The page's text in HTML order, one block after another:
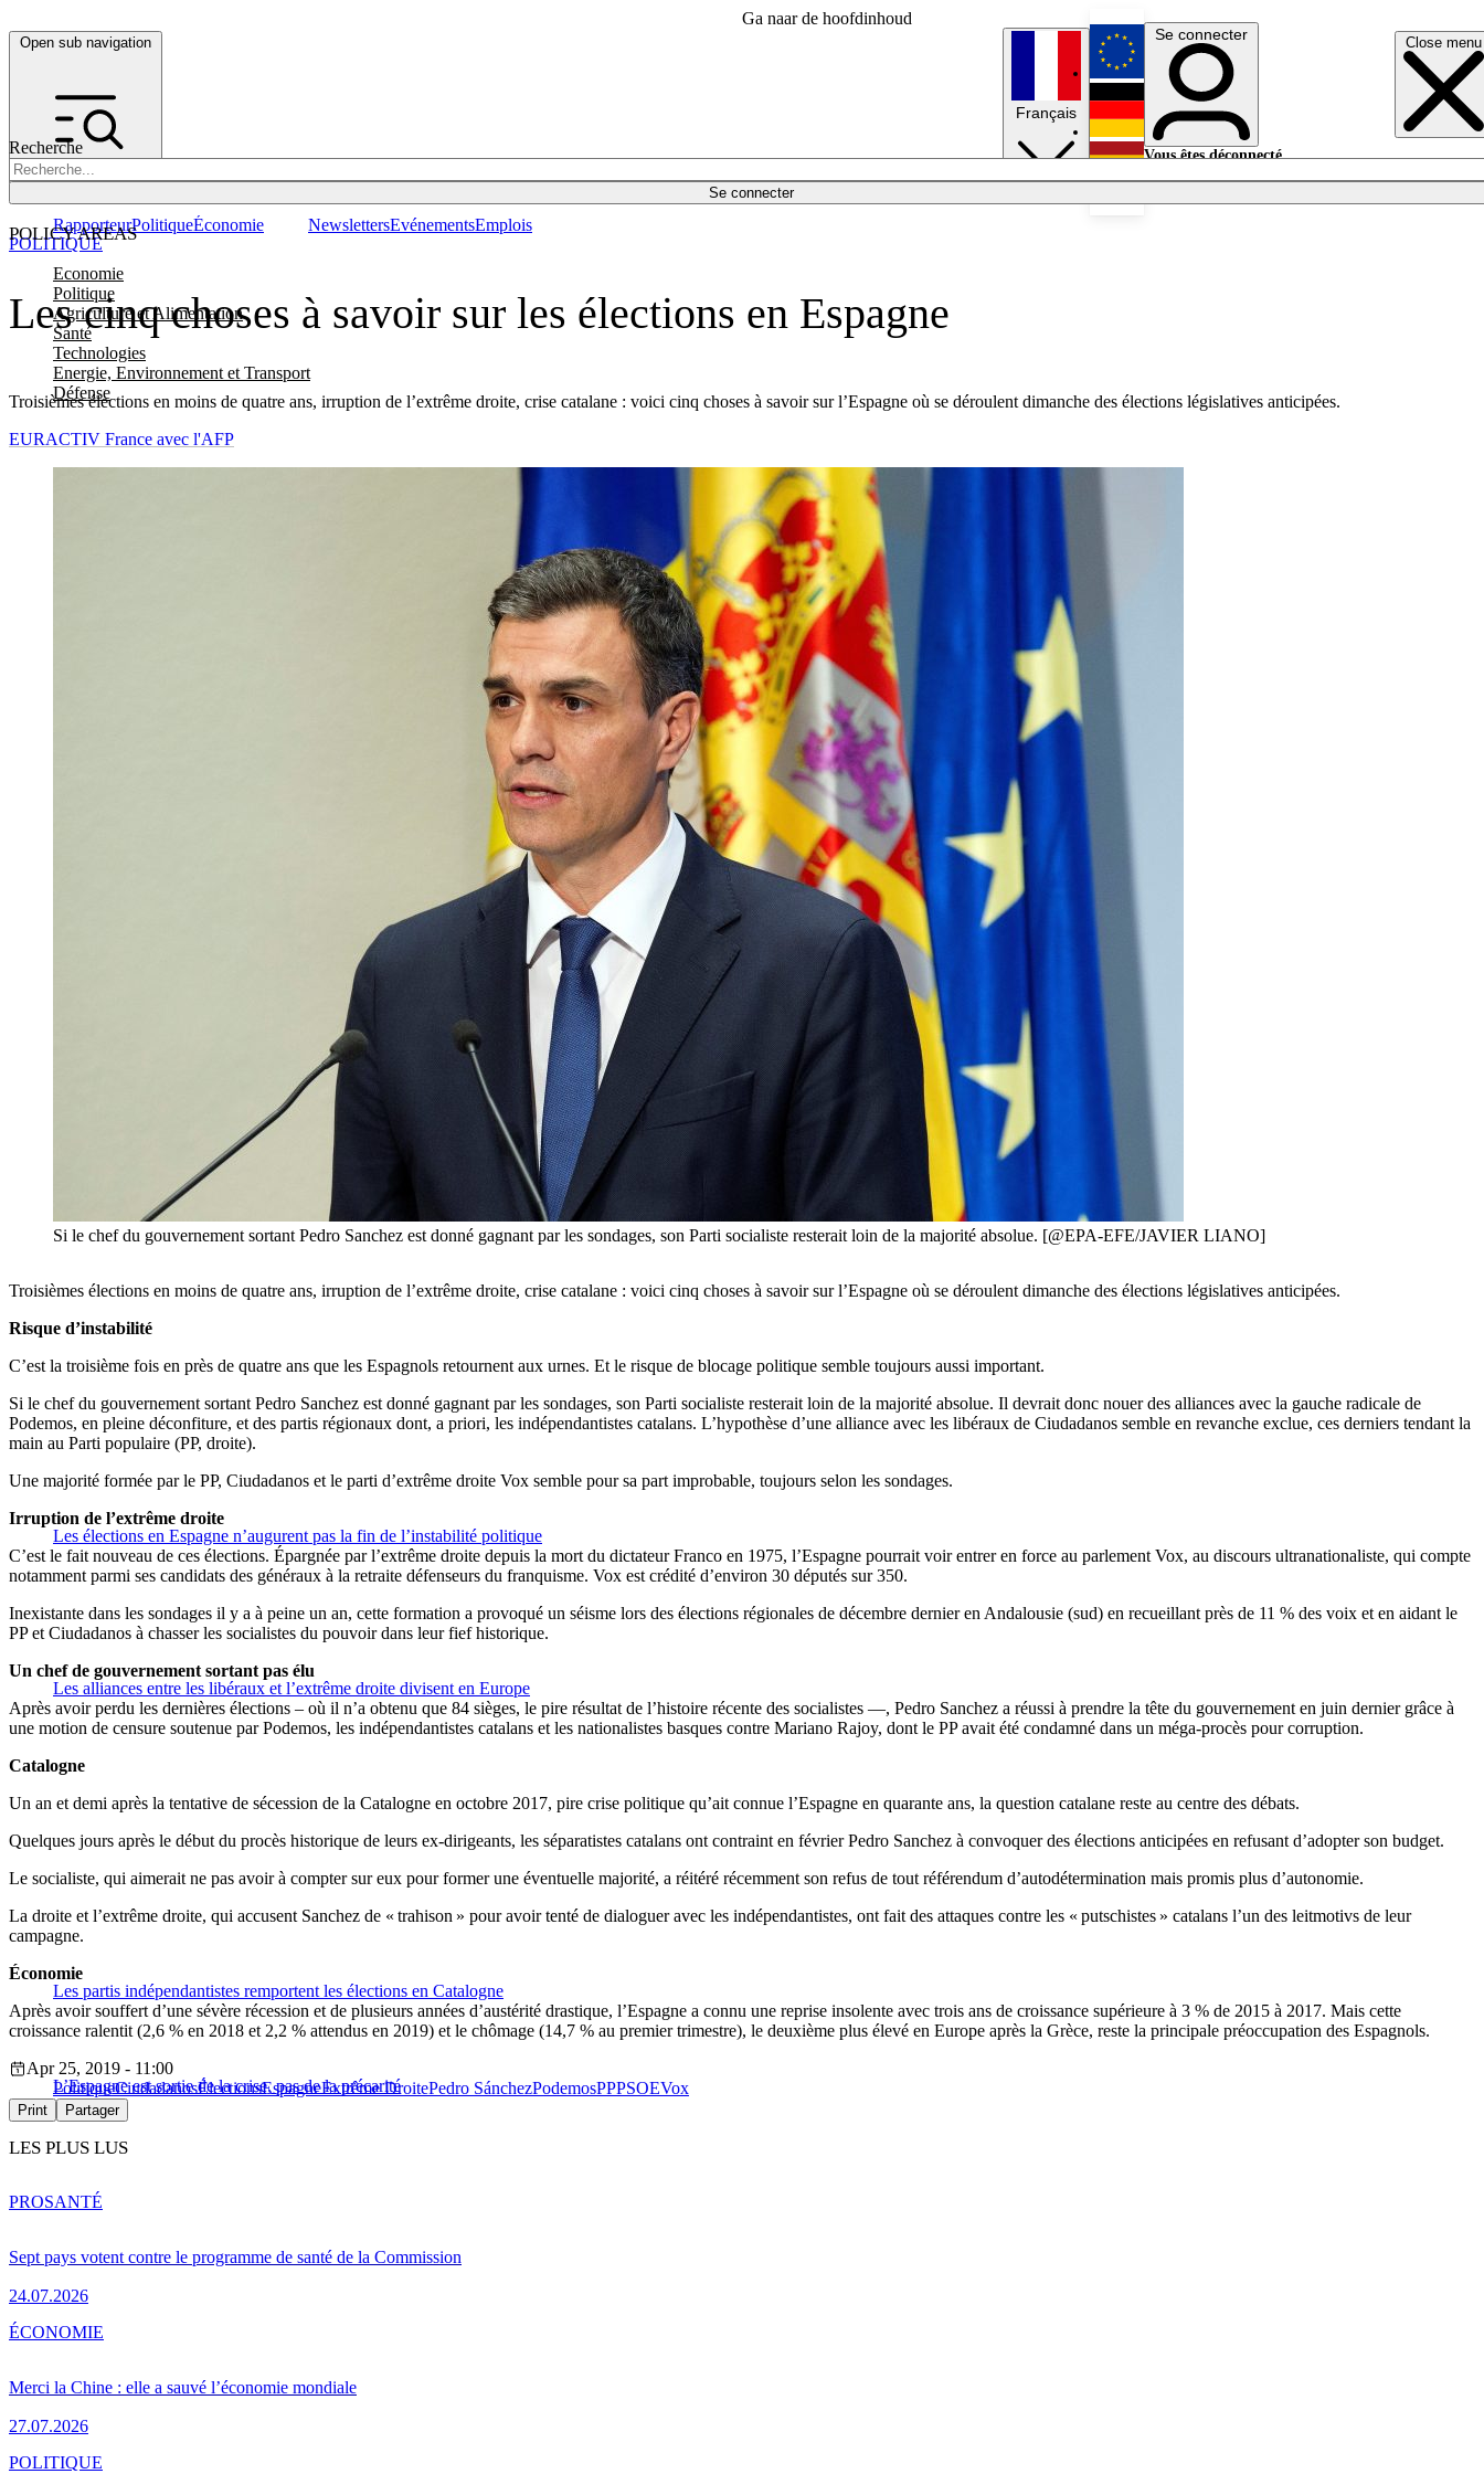
Ga naar de hoofdinhoud
Open sub navigation Close menu
Recherche
Se connecter
POLICY AREAS
Economie
Politique
Agriculture et Alimentation
Santé
Technologies
Energie, Environnement et Transport
Défense
RapporteurPolitiqueÉconomie NewslettersEvénementsEmplois
Français
English
Deutsch
Se connecter
Vous êtes déconnecté.
Les cinq choses à savoir sur les élections en Espagne
Troisièmes élections en moins de quatre ans, irruption de l’extrême droite, crise catalane : voici cinq choses à savoir sur l’Espagne où se déroulent dimanche des élections législatives anticipées.
POLITIQUE
EURACTIV France avec l'AFP
Si le chef du gouvernement sortant Pedro Sanchez est donné gagnant par les sondages, son Parti socialiste resterait loin de la majorité absolue. [@EPA-EFE/JAVIER LIANO]
Troisièmes élections en moins de quatre ans, irruption de l’extrême droite, crise catalane : voici cinq choses à savoir sur l’Espagne où se déroulent dimanche des élections législatives anticipées.
Risque d’instabilité
C’est la troisième fois en près de quatre ans que les Espagnols retournent aux urnes. Et le risque de blocage politique semble toujours aussi important.
Si le chef du gouvernement sortant Pedro Sanchez est donné gagnant par les sondages, son Parti socialiste resterait loin de la majorité absolue. Il devrait donc nouer des alliances avec la gauche radicale de
Podemos, en pleine déconfiture, et des partis régionaux dont, a priori, les indépendantistes catalans. L’hypothèse d’une alliance avec les libéraux de Ciudadanos semble en revanche exclue, ces derniers tendant la
main au Parti populaire (PP, droite).
Une majorité formée par le PP, Ciudadanos et le parti d’extrême droite Vox semble pour sa part improbable, toujours selon les sondages.
Les élections en Espagne n’augurent pas la fin de l’instabilité politique
Irruption de l’extrême droite
C’est le fait nouveau de ces élections. Épargnée par l’extrême droite depuis la mort du dictateur Franco en 1975, l’Espagne pourrait voir entrer en force au parlement Vox, au discours ultranationaliste, qui compte
notamment parmi ses candidats des généraux à la retraite défenseurs du franquisme. Vox est crédité d’environ 30 députés sur 350.
Inexistante dans les sondages il y a à peine un an, cette formation a provoqué un séisme lors des élections régionales de décembre dernier en Andalousie (sud) en recueillant près de 11 % des voix et en aidant le
PP et Ciudadanos à chasser les socialistes du pouvoir dans leur fief historique.
Les alliances entre les libéraux et l’extrême droite divisent en Europe
Un chef de gouvernement sortant pas élu
Après avoir perdu les dernières élections – où il n’a obtenu que 84 sièges, le pire résultat de l’histoire récente des socialistes —, Pedro Sanchez a réussi à prendre la tête du gouvernement en juin dernier grâce à
une motion de censure soutenue par Podemos, les indépendantistes catalans et les nationalistes basques contre Mariano Rajoy, dont le PP avait été condamné dans un méga-procès pour corruption.
Catalogne
Un an et demi après la tentative de sécession de la Catalogne en octobre 2017, pire crise politique qu’ait connue l’Espagne en quarante ans, la question catalane reste au centre des débats.
Quelques jours après le début du procès historique de leurs ex-dirigeants, les séparatistes catalans ont contraint en février Pedro Sanchez à convoquer des élections anticipées en refusant d’adopter son budget.
Le socialiste, qui aimerait ne pas avoir à compter sur eux pour former une éventuelle majorité, a réitéré récemment son refus de tout référendum d’autodétermination mais promis plus d’autonomie.
La droite et l’extrême droite, qui accusent Sanchez de « trahison » pour avoir tenté de dialoguer avec les indépendantistes, ont fait des attaques contre les « putschistes » catalans l’un des leitmotivs de leur
campagne.
Les partis indépendantistes remportent les élections en Catalogne
Économie
Après avoir souffert d’une sévère récession et de plusieurs années d’austérité drastique, l’Espagne a connu une reprise insolente avec trois ans de croissance supérieure à 3 % de 2015 à 2017. Mais cette
croissance ralentit (2,6 % en 2018 et 2,2 % attendus en 2019) et le chômage (14,7 % au premier trimestre), le deuxième plus élevé en Europe après la Grèce, reste la principale préoccupation des Espagnols.
L’Espagne est sortie de la crise, pas de la précarité
Apr 25, 2019 - 11:00
PolitiqueCiudadanosÉlectionsEspagneExtrême DroitePedro SánchezPodemosPPPSOEVox
Print Partager
LES PLUS LUS
Sept pays votent contre le programme de santé de la Commission
24.07.2026
PROSANTÉ
Merci la Chine : elle a sauvé l’économie mondiale
27.07.2026
ÉCONOMIE
POLITIQUE